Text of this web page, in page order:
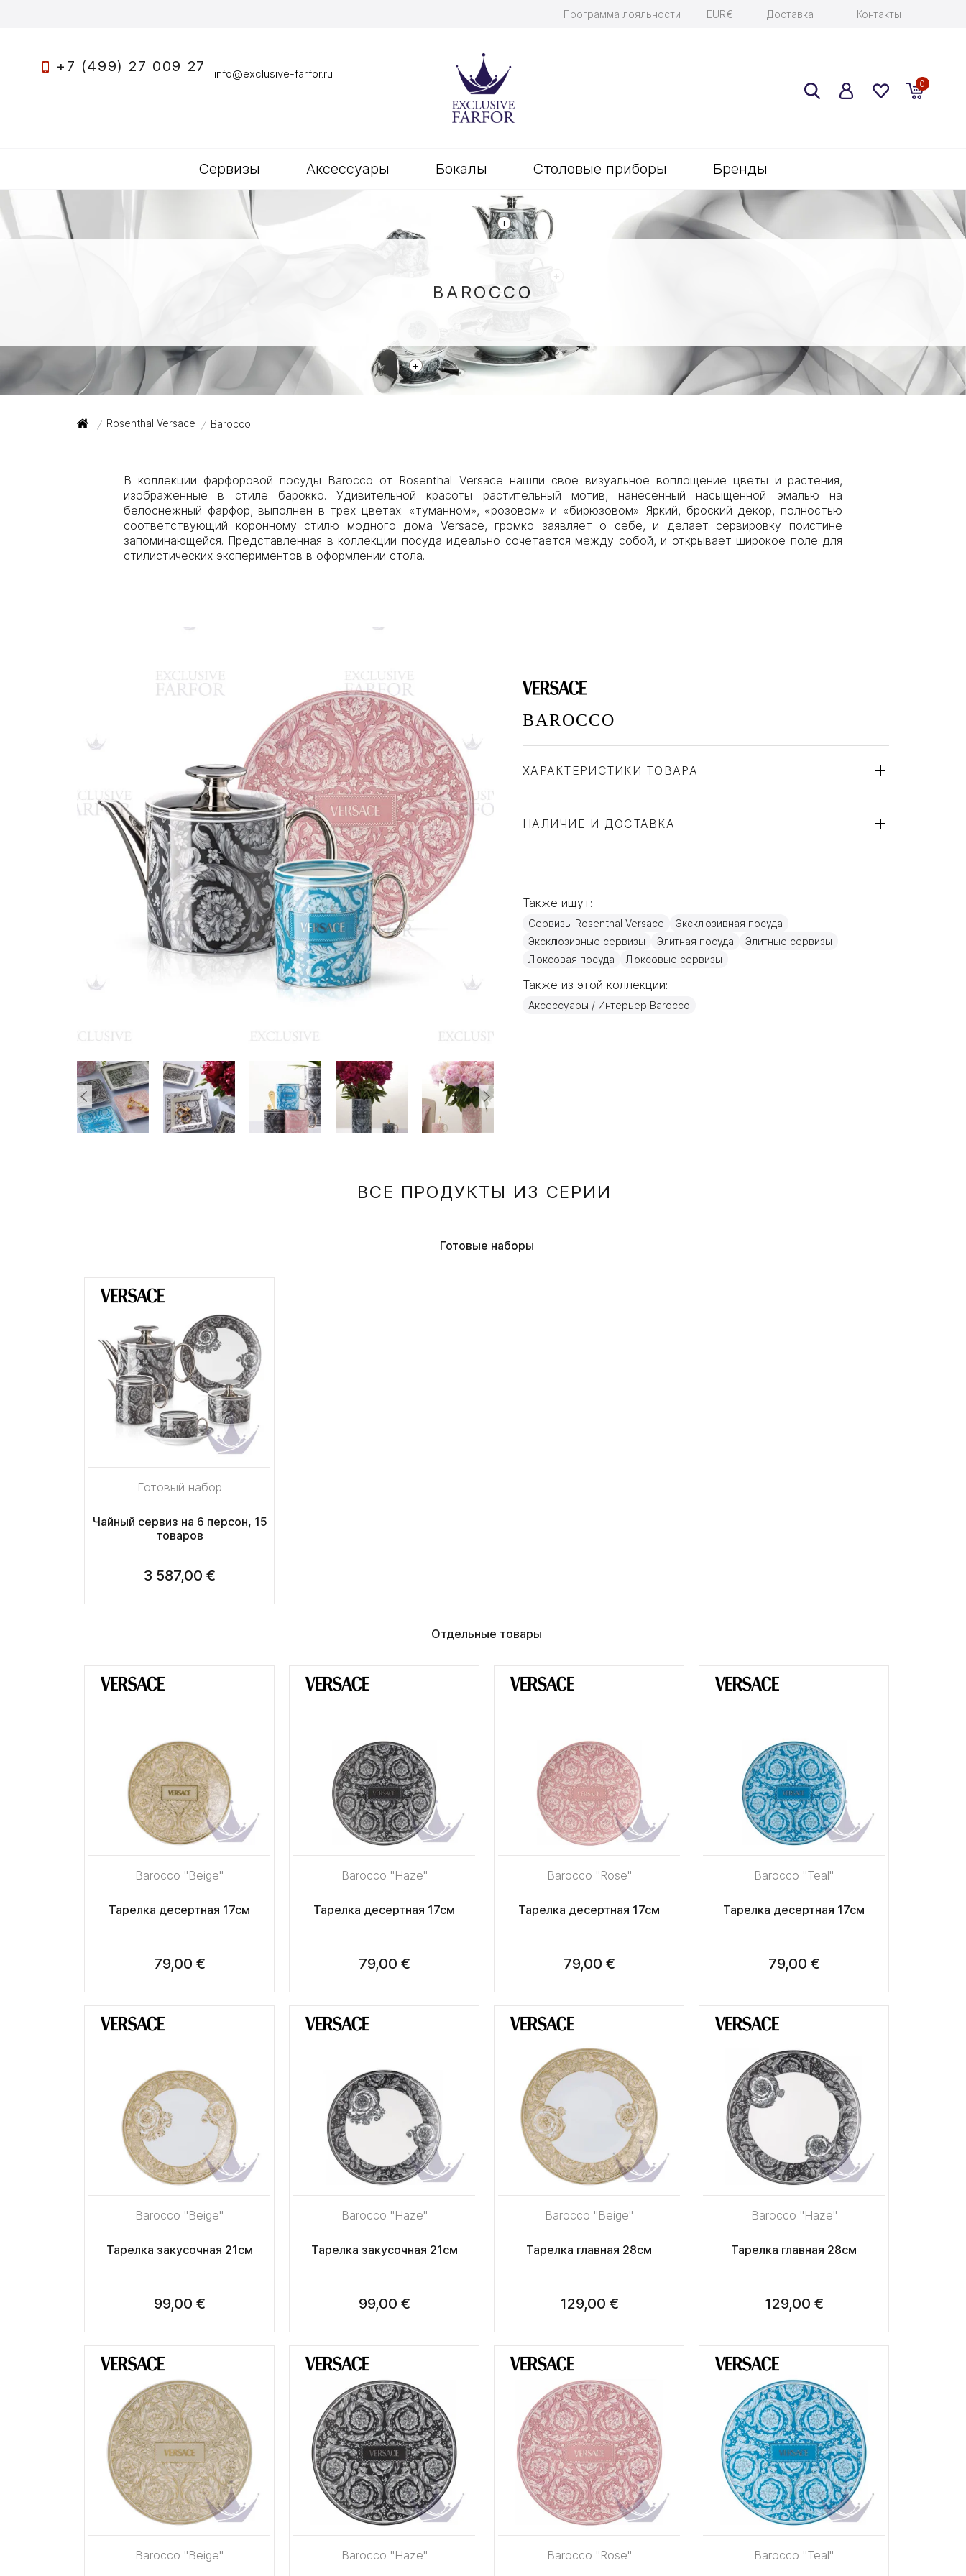
Программа лояльности EUR€ Доставка Контакты
+7 (499) 27 009 27 info@exclusive-farfor.ru
0
Сервизы Аксессуары Бокалы Столовые приборы Бренды
+
+
+
+
BAROCCO
/ Rosenthal Versace / Barocco
В коллекции фарфоровой посуды Barocco от Rosenthal Versace нашли свое визуальное воплощение цветы и растения,
изображенные в стиле барокко. Удивительной красоты растительный мотив, нанесенный насыщенной эмалью на
белоснежный фарфор, выполнен в трех цветах: «туманном», «розовом» и «бирюзовом». Яркий, броский декор, полностью
соответствующий коронному стилю модного дома Versace, громко заявляет о себе, и делает сервировку поистине
запоминающейся. Представленная в коллекции посуда идеально сочетается между собой, и открывает широкое поле для
стилистических экспериментов в оформлении стола.
BAROCCO
ХАРАКТЕРИСТИКИ ТОВАРА
Материал
Фарфор
НАЛИЧИЕ И ДОСТАВКА
Также ищут:
Сервизы Rosenthal Versace
Эксклюзивная посуда
Эксклюзивные сервизы
Элитная посуда
Элитные сервизы
Люксовая посуда
Люксовые сервизы
Также из этой коллекции:
Аксессуары / Интерьер Barocco
ВСЕ ПРОДУКТЫ ИЗ СЕРИИ
Готовые наборы
Готовый набор
Чайный сервиз на 6 персон, 15
товаров
3 587,00 €
Отдельные товары
Barocco "Beige"
Тарелка десертная 17см
79,00 €
Barocco "Haze"
Тарелка десертная 17см
79,00 €
Barocco "Rose"
Тарелка десертная 17см
79,00 €
Barocco "Teal"
Тарелка десертная 17см
79,00 €
Barocco "Beige"
Тарелка закусочная 21см
99,00 €
Barocco "Haze"
Тарелка закусочная 21см
99,00 €
Barocco "Beige"
Тарелка главная 28см
129,00 €
Barocco "Haze"
Тарелка главная 28см
129,00 €
Barocco "Beige" Barocco "Haze" Barocco "Rose" Barocco "Teal"